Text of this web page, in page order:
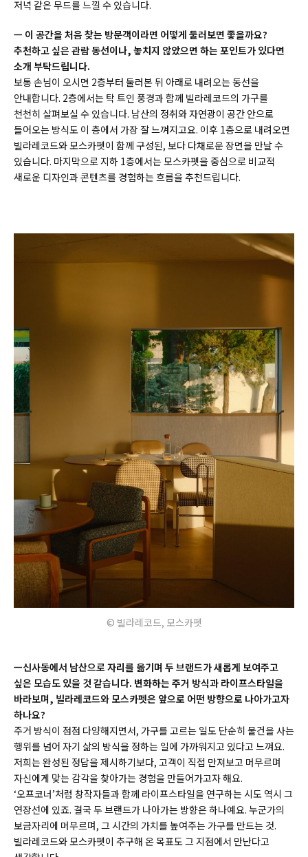
저녁 같은 무드를 느낄 수 있습니다.
ㅡ 이 공간을 처음 찾는 방문객이라면 어떻게 둘러보면 좋을까요?
추천하고 싶은 관람 동선이나, 놓치지 않았으면 하는 포인트가 있다면
소개 부탁드립니다.
보통 손님이 오시면 2층부터 둘러본 뒤 아래로 내려오는 동선을
안내합니다. 2층에서는 탁 트인 풍경과 함께 빌라레코드의 가구를
천천히 살펴보실 수 있습니다. 남산의 정취와 자연광이 공간 안으로
들어오는 방식도 이 층에서 가장 잘 느껴지고요. 이후 1층으로 내려오면
빌라레코드와 모스카펫이 함께 구성된, 보다 다채로운 장면을 만날 수
있습니다. 마지막으로 지하 1층에서는 모스카펫을 중심으로 비교적
새로운 디자인과 콘텐츠를 경험하는 흐름을 추천드립니다.
© 빌라레코드, 모스카펫
ㅡ신사동에서 남산으로 자리를 옮기며 두 브랜드가 새롭게 보여주고
싶은 모습도 있을 것 같습니다. 변화하는 주거 방식과 라이프스타일을
바라보며, 빌라레코드와 모스카펫은 앞으로 어떤 방향으로 나아가고자
하나요?
주거 방식이 점점 다양해지면서, 가구를 고르는 일도 단순히 물건을 사는
행위를 넘어 자기 삶의 방식을 정하는 일에 가까워지고 있다고 느껴요.
저희는 완성된 정답을 제시하기보다, 고객이 직접 만져보고 머무르며
자신에게 맞는 감각을 찾아가는 경험을 만들어가고자 해요.
‘오프코너’처럼 창작자들과 함께 라이프스타일을 연구하는 시도 역시 그
연장선에 있죠. 결국 두 브랜드가 나아가는 방향은 하나예요. 누군가의
보금자리에 머무르며, 그 시간의 가치를 높여주는 가구를 만드는 것.
빌라레코드와 모스카펫이 추구해 온 목표도 그 지점에서 만난다고